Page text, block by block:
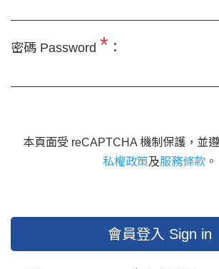
密碼 Password * ：
本頁面受 reCAPTCHA 機制保護，並
私權政策及服務條款 。
會員登入 Sign in